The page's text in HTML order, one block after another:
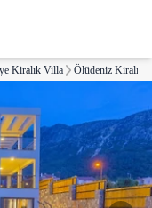
Kiralık Villa Ölüdeniz Kiralık